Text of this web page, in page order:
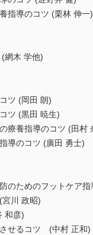
指導のコツ (栗林 伸一)
網木 学他)
ツ (岡田 朗)
ツ (黒田 暁生)
療養指導のコツ (田村
導のコツ (廣田 勇士)
のためのフットケア
川 政昭)
和彦)
させるコツ (中村 正和)